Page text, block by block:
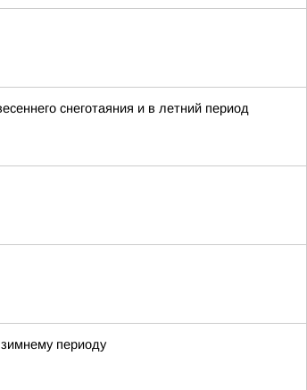
снеготаяния и в летний период
периоду